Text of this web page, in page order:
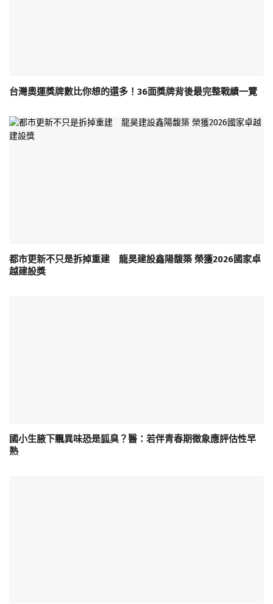
台灣奧運獎牌數比你想的還多！36面獎牌背後最完整戰績一覽
都市更新不只是拆掉重建 龍昊建設鑫陽馥築 榮獲2026國家卓
越建設獎
國小生腋下飄異味恐是狐臭？醫：若伴青春期徵象應評估性早
熟